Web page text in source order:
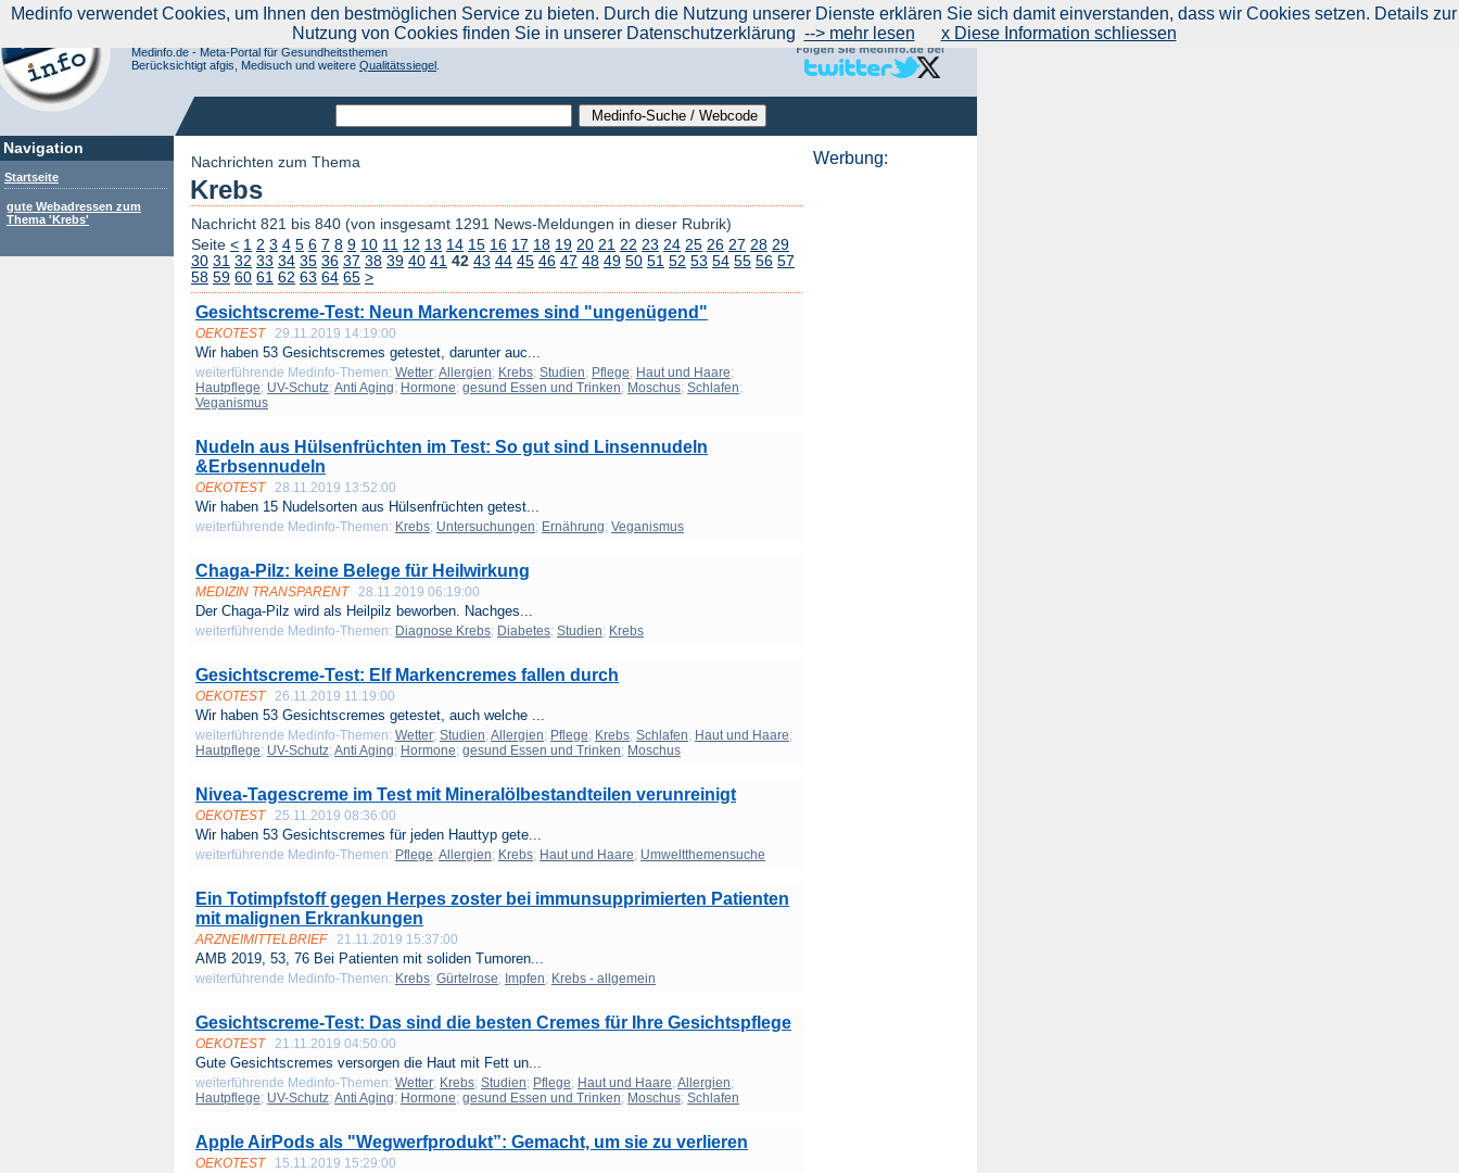
Navigation
Startseite
gute Webadressen zum
Thema 'Krebs'
Aktuelle Nachrichten|Nachrichtentrend | werben auf Medinfo|Anbieter hinzufügen (Gratis!)|über Medinfo|Feedback
Suchen Sie noch oder Finden Sie schon?
Medinfo.de - Meta-Portal für Gesundheitsthemen
Berücksichtigt afgis, Medisuch und weitere Qualitätssiegel
Nachrichten zum Thema
Krebs
Nachricht 821 bis 840 (von insgesamt 1291 News-Meldungen in dieser Rubrik)
Seite < 1 2 3 4 5 6 7 8 9 10 11 12 13 14 15 16 17 18 19 20 21 22 23 24 25 26 27 28 29
30 31 32 33 34 35 36 37 38 39 40 41 42 43 44 45 46 47 48 49 50 51 52 53 54 55 56 57
58 59 60 61 62 63 64 65 >
Gesichtscreme-Test: Neun Markencremes sind "ungenügend"
OEKOTEST 29.11.2019 14:19:00
Wir haben 53 Gesichtscremes getestet, darunter auc...
weiterführende Medinfo-Themen: Wetter; Allergien; Krebs; Studien; Pflege; Haut und Haare;
Hautpflege; UV-Schutz; Anti Aging; Hormone; gesund Essen und Trinken; Moschus; Schlafen;
Veganismus
Nudeln aus Hülsenfrüchten im Test: So gut sind Linsennudeln
&Erbsennudeln
OEKOTEST 28.11.2019 13:52:00
Wir haben 15 Nudelsorten aus Hülsenfrüchten getest...
weiterführende Medinfo-Themen: Krebs; Untersuchungen; Ernährung; Veganismus
Chaga-Pilz: keine Belege für Heilwirkung
MEDIZIN TRANSPARENT 28.11.2019 06:19:00
Der Chaga-Pilz wird als Heilpilz beworben. Nachges...
weiterführende Medinfo-Themen: Diagnose Krebs; Diabetes; Studien; Krebs
Gesichtscreme-Test: Elf Markencremes fallen durch
OEKOTEST 26.11.2019 11:19:00
Wir haben 53 Gesichtscremes getestet, auch welche ...
weiterführende Medinfo-Themen: Wetter; Studien; Allergien; Pflege; Krebs; Schlafen; Haut und Haare;
Hautpflege; UV-Schutz; Anti Aging; Hormone; gesund Essen und Trinken; Moschus
Nivea-Tagescreme im Test mit Mineralölbestandteilen verunreinigt
OEKOTEST 25.11.2019 08:36:00
Wir haben 53 Gesichtscremes für jeden Hauttyp gete...
weiterführende Medinfo-Themen: Pflege; Allergien; Krebs; Haut und Haare; Umweltthemensuche
Ein Totimpfstoff gegen Herpes zoster bei immunsupprimierten Patienten
mit malignen Erkrankungen
ARZNEIMITTELBRIEF 21.11.2019 15:37:00
AMB 2019, 53, 76 Bei Patienten mit soliden Tumoren...
weiterführende Medinfo-Themen: Krebs; Gürtelrose; Impfen; Krebs - allgemein
Gesichtscreme-Test: Das sind die besten Cremes für Ihre Gesichtspflege
OEKOTEST 21.11.2019 04:50:00
Gute Gesichtscremes versorgen die Haut mit Fett un...
weiterführende Medinfo-Themen: Wetter; Krebs; Studien; Pflege; Haut und Haare; Allergien;
Hautpflege; UV-Schutz; Anti Aging; Hormone; gesund Essen und Trinken; Moschus; Schlafen
Apple AirPods als "Wegwerfprodukt”: Gemacht, um sie zu verlieren
OEKOTEST 15.11.2019 15:29:00
Werbung:
Medinfo verwendet Cookies, um Ihnen den bestmöglichen Service zu bieten. Durch die Nutzung unserer Dienste erklären Sie sich damit einverstanden, dass wir Cookies setzen. Details zur
Nutzung von Cookies finden Sie in unserer Datenschutzerklärung --> mehr lesen x Diese Information schliessen